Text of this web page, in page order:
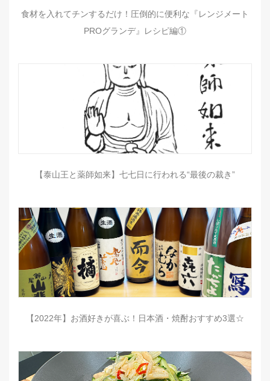
食材を入れてチンするだけ！圧倒的に便利な『レンジメート
PROグランデ』レシピ編①
【泰山王と薬師如来】七七日に行われる“最後の裁き”
【2022年】お酒好きが喜ぶ！日本酒・焼酎おすすめ3選☆